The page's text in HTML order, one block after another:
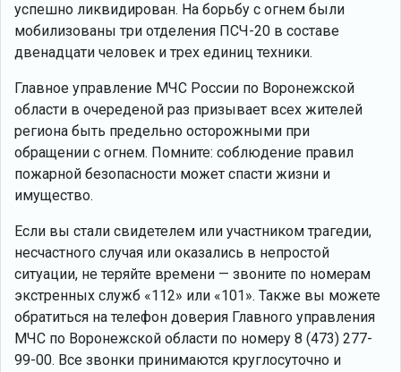
успешно ликвидирован. На борьбу с огнем были
мобилизованы три отделения ПСЧ-20 в составе
двенадцати человек и трех единиц техники.
Главное управление МЧС России по Воронежской
области в очереденой раз призывает всех жителей
региона быть предельно осторожными при
обращении с огнем. Помните: соблюдение правил
пожарной безопасности может спасти жизни и
имущество.
Если вы стали свидетелем или участником трагедии,
несчастного случая или оказались в непростой
ситуации, не теряйте времени — звоните по номерам
экстренных служб «112» или «101». Также вы можете
обратиться на телефон доверия Главного управления
МЧС по Воронежской области по номеру 8 (473) 277-
99-00. Все звонки принимаются круглосуточно и